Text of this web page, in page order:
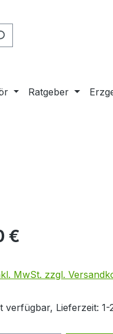
Ratgeber
€
MwSt. zzgl.
verfügbar, Lieferzeit: 1-